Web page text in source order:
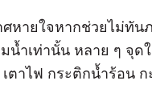
หายใจหากช่วยไม่ทัน
น้ำเท่านั้น หลาย ๆ จุ
ตาไฟ กระติกน้ำร้อน